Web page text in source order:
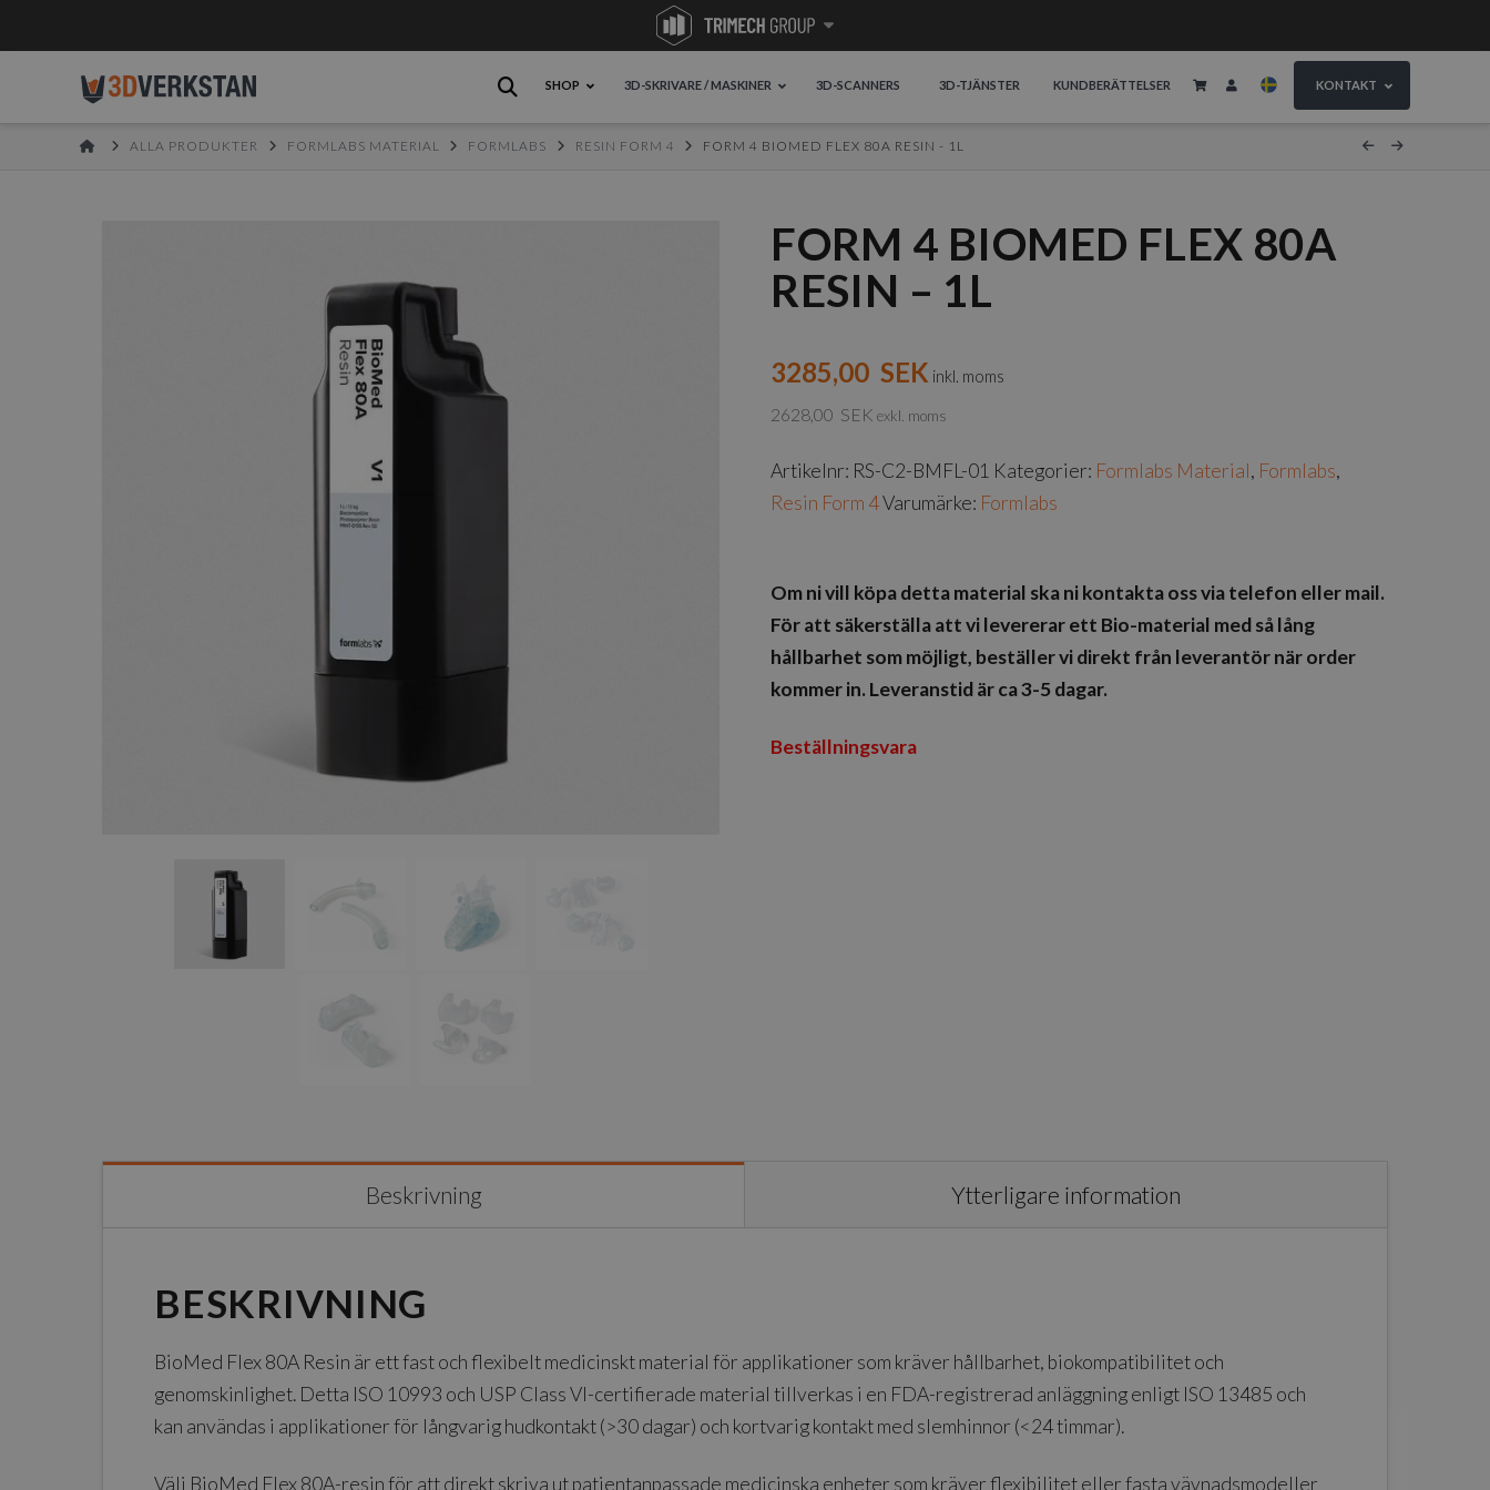
SHOP 3D-SKRIVARE / MASKINER 3D-SCANNERS 3D-TJÄNSTER KUNDBERÄTTELSER KONTAKT
HOMEALLA PRODUKTER FORMLABS MATERIAL FORMLABS RESIN FORM 4 FORM 4 BIOMED FLEX 80A RESIN - 1L
FORM 4 BIOMED FLEX 80A
RESIN – 1L
3285,00 SEK inkl. moms
2628,00 SEK exkl. moms
Artikelnr: RS-C2-BMFL-01 Kategorier: Formlabs Material, Formlabs,
Resin Form 4Varumärke: Formlabs
Om ni vill köpa detta material ska ni kontakta oss via telefon eller mail.
För att säkerställa att vi levererar ett Bio-material med så lång
hållbarhet som möjligt, beställer vi direkt från leverantör när order
kommer in. Leveranstid är ca 3-5 dagar.
Beställningsvara
Beskrivning Ytterligare information
BESKRIVNING
BioMed Flex 80A Resin är ett fast och flexibelt medicinskt material för applikationer som kräver hållbarhet, biokompatibilitet och
genomskinlighet. Detta ISO 10993 och USP Class VI-certifierade material tillverkas i en FDA-registrerad anläggning enligt ISO 13485 och
kan användas i applikationer för långvarig hudkontakt (>30 dagar) och kortvarig kontakt med slemhinnor (<24 timmar).
Välj BioMed Flex 80A-resin för att direkt skriva ut patientanpassade medicinska enheter som kräver flexibilitet eller fasta vävnadsmodeller